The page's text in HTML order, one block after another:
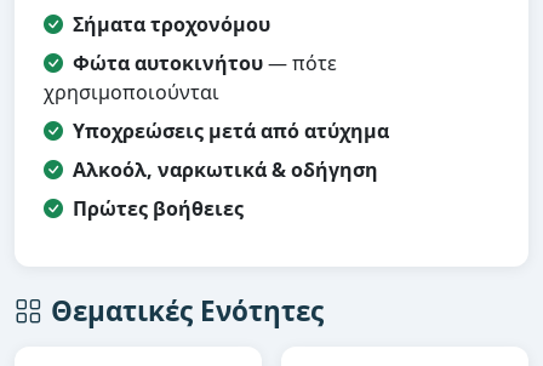
Σήματα τροχονόμου
Φώτα αυτοκινήτου— πότε
χρησιμοποιούνται
Υποχρεώσεις μετά από ατύχημα
Αλκοόλ, ναρκωτικά & οδήγηση
Πρώτες βοήθειες
Θεματικές Ενότητες